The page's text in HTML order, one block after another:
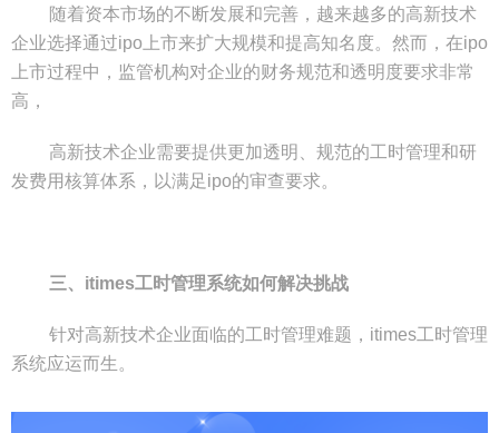
随着资本市场的不断发展和完善，越来越多的高新技术
企业选择通过ipo上市来扩大规模和提高知名度。然而，在ipo
上市过程中，监管机构对企业的财务规范和透明度要求非常
高，
高新技术企业需要提供更加透明、规范的工时管理和研
发费用核算体系，以满足ipo的审查要求。
三、itimes工时管理系统如何解决挑战
针对高新技术企业面临的工时管理难题，itimes工时管理
系统应运而生。